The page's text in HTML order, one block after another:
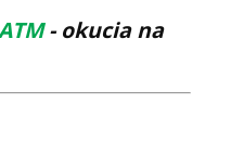
- okucia na